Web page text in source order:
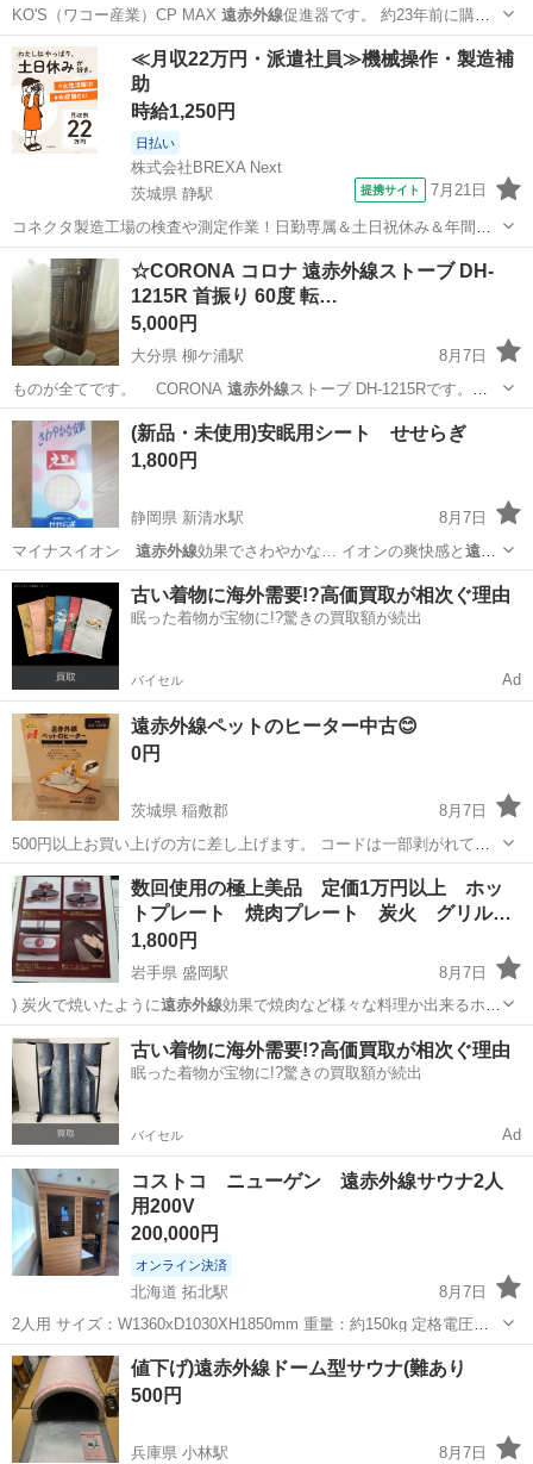
KO'S（ワコー産業）CP MAX 遠赤外線促進器です。 約23年前に購入
した業…
千葉 柏市 柏の葉キャンパス駅 美容家電
≪月収22万円・派遣社員≫機械操作・製造補
助
時給1,250円
日払い
株式会社BREXA Next
茨城県 静駅
提携サイト 7月21日
コネクタ製造工場の検査や測定作業！日勤専属＆土日祝休み＆年間休
日128日★クリーンルーム内作業★マイカー通勤OK＆無料駐車場あり
★就業先食堂利用可！日払い制度あり！《茨城県常陸大宮市》 人気の
工場のお仕事 ◇コネクタ製造工...
茨城 常陸大宮市 その他
☆CORONA コロナ 遠赤外線ストーブ DH-
1215R 首振り 60度 転…
5,000円
大分県 柳ケ浦駅
8月7日
ものが全てです。 CORONA 遠赤外線ストーブ DH-1215Rです。使
用…
大分 宇佐市 柳ケ浦駅 季節、空調家電 CORONA
(新品・未使用)安眠用シート せせらぎ
1,800円
静岡県 新清水駅
8月7日
マイナスイオン 遠赤外線効果でさわやかな… イオンの爽快感と 遠赤
外線の温熱効果により…
静岡 静岡市 新清水駅 寝具 遠赤外線
古い着物に海外需要!?高価買取が相次ぐ理由
眠った着物が宝物に!?驚きの買取額が続出
バイセル Ad
遠赤外線ペットのヒーター中古😊
0円
茨城県 稲敷郡
8月7日
500円以上お買い上げの方に差し上げます。 コードは一部剥がれてい
ますが8時間の動作確認をしましたところ、問題なく使用出来ました。
写真に写っている本体カバーはありません。 プロフィールを御覧下さ
ってからお問い合わせを...
茨城 稲敷郡 その他 遠赤外線
数回使用の極上美品 定価1万円以上 ホッ
トプレート 焼肉プレート 炭火 グリル…
1,800円
岩手県 盛岡駅
8月7日
) 炭火で焼いたように遠赤外線効果で焼肉など様々な料理か出来るホ
ッ…
岩手 盛岡市 盛岡駅 キッチン家電
古い着物に海外需要!?高価買取が相次ぐ理由
眠った着物が宝物に!?驚きの買取額が続出
バイセル Ad
コストコ ニューゲン 遠赤外線サウナ2人
用200V
200,000円
オンライン決済
北海道 拓北駅
8月7日
2人用 サイズ：W1360xD1030XH1850mm 重量：約150kg 定格電圧：
単相AC200V 50/60Hz 消費電力：約1750W ※電気代目安：1時間あた
り約48円 サウナ内温度：30～60℃...
北海道 札幌市 拓北駅 その他
値下げ)遠赤外線ドーム型サウナ(難あり
500円
兵庫県 小林駅 8月7日